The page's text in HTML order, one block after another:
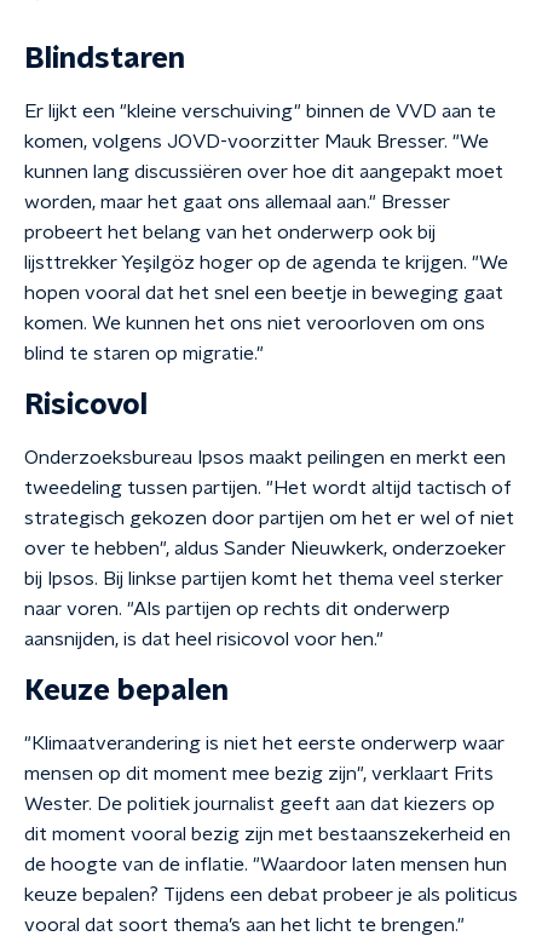
Blindstaren
Er lijkt een "kleine verschuiving" binnen de VVD aan te
komen, volgens JOVD-voorzitter Mauk Bresser. "We
kunnen lang discussiëren over hoe dit aangepakt moet
worden, maar het gaat ons allemaal aan." Bresser
probeert het belang van het onderwerp ook bij
lijsttrekker Yeşilgöz hoger op de agenda te krijgen. "We
hopen vooral dat het snel een beetje in beweging gaat
komen. We kunnen het ons niet veroorloven om ons
blind te staren op migratie."
Risicovol
Onderzoeksbureau Ipsos maakt peilingen en merkt een
tweedeling tussen partijen. "Het wordt altijd tactisch of
strategisch gekozen door partijen om het er wel of niet
over te hebben", aldus Sander Nieuwkerk, onderzoeker
bij Ipsos. Bij linkse partijen komt het thema veel sterker
naar voren. "Als partijen op rechts dit onderwerp
aansnijden, is dat heel risicovol voor hen."
Keuze bepalen
"Klimaatverandering is niet het eerste onderwerp waar
mensen op dit moment mee bezig zijn", verklaart Frits
Wester. De politiek journalist geeft aan dat kiezers op
dit moment vooral bezig zijn met bestaanszekerheid en
de hoogte van de inflatie. "Waardoor laten mensen hun
keuze bepalen? Tijdens een debat probeer je als politicus
vooral dat soort thema’s aan het licht te brengen."